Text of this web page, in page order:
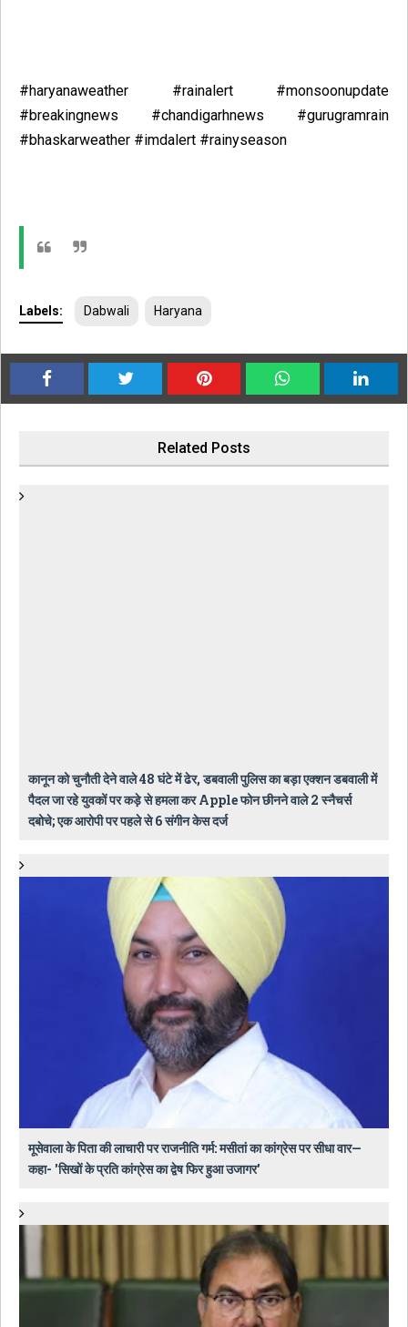
#haryanaweather #rainalert #monsoonupdate
#breakingnews #chandigarhnews #gurugramrain
#bhaskarweather #imdalert #rainyseason
Labels: Dabwali Haryana
Related Posts
कानून को चुनौती देने वाले 48 घंटे में ढेर, डबवाली पुलिस का बड़ा एक्शन डबवाली में
पैदल जा रहे युवकों पर कड़े से हमला कर Apple फोन छीनने वाले 2 स्नैचर्स
दबोचे; एक आरोपी पर पहले से 6 संगीन केस दर्ज
मूसेवाला के पिता की लाचारी पर राजनीति गर्म: मसीतां का कांग्रेस पर सीधा वार—
कहा- 'सिखों के प्रति कांग्रेस का द्वेष फिर हुआ उजागर'